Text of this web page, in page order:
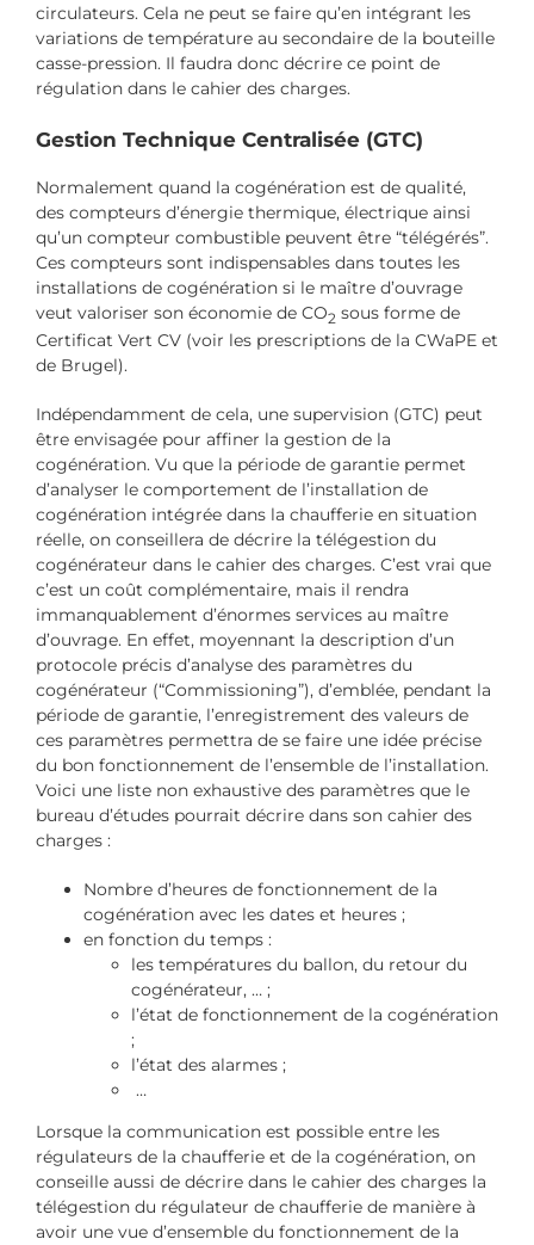
circulateurs. Cela ne peut se faire qu’en intégrant les
variations de température au secondaire de la bouteille
casse-pression. Il faudra donc décrire ce point de
régulation dans le cahier des charges.
Gestion Technique Centralisée (GTC)
Normalement quand la cogénération est de qualité,
des compteurs d’énergie thermique, électrique ainsi
qu’un compteur combustible peuvent être “télégérés”.
Ces compteurs sont indispensables dans toutes les
installations de cogénération si le maître d’ouvrage
veut valoriser son économie de CO2 sous forme de
Certificat Vert CV (voir les prescriptions de la CWaPE et
de Brugel).
Indépendamment de cela, une supervision (GTC) peut
être envisagée pour affiner la gestion de la
cogénération. Vu que la période de garantie permet
d’analyser le comportement de l’installation de
cogénération intégrée dans la chaufferie en situation
réelle, on conseillera de décrire la télégestion du
cogénérateur dans le cahier des charges. C’est vrai que
c’est un coût complémentaire, mais il rendra
immanquablement d’énormes services au maître
d’ouvrage. En effet, moyennant la description d’un
protocole précis d’analyse des paramètres du
cogénérateur (“Commissioning”), d’emblée, pendant la
période de garantie, l’enregistrement des valeurs de
ces paramètres permettra de se faire une idée précise
du bon fonctionnement de l’ensemble de l’installation.
Voici une liste non exhaustive des paramètres que le
bureau d’études pourrait décrire dans son cahier des
charges :
Nombre d’heures de fonctionnement de la
cogénération avec les dates et heures ;
en fonction du temps :
les températures du ballon, du retour du
cogénérateur, … ;
l’état de fonctionnement de la cogénération
;
l’état des alarmes ;
…
Lorsque la communication est possible entre les
régulateurs de la chaufferie et de la cogénération, on
conseille aussi de décrire dans le cahier des charges la
télégestion du régulateur de chaufferie de manière à
avoir une vue d’ensemble du fonctionnement de la